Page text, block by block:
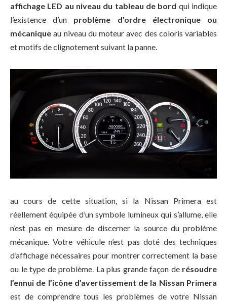
affichage LED au niveau du tableau de bord qui indique
l’existence d’un problème d’ordre électronique ou
mécanique au niveau du moteur avec des coloris variables
et motifs de clignotement suivant la panne.
au cours de cette situation, si la Nissan Primera est
réellement équipée d’un symbole lumineux qui s’allume, elle
n’est pas en mesure de discerner la source du problème
mécanique. Votre véhicule n’est pas doté des techniques
d’affichage nécessaires pour montrer correctement la base
ou le type de problème. La plus grande façon derésoudre
l’ennui de l’icône d’avertissement de la Nissan Primera
est de comprendre tous les problèmes de votre Nissan